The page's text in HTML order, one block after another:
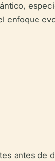
enfoque
antes de